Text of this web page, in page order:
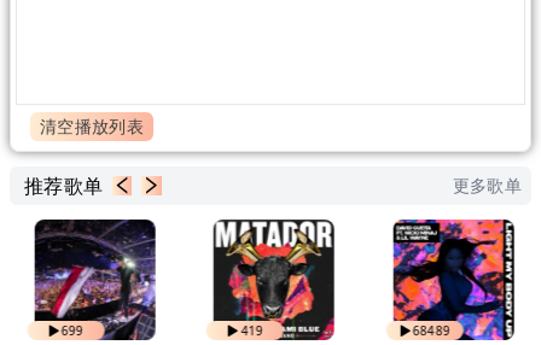
清空播放列表
推荐歌单 更多歌单
699 419 68489